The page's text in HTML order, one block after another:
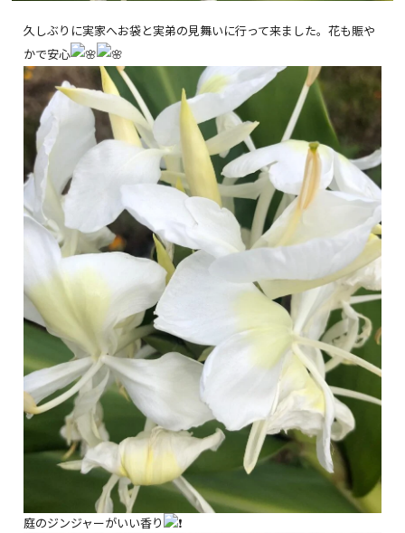
久しぶりに実家へお袋と実弟の見舞いに行って来ました。花も賑や
かで安心
庭のジンジャーがいい香り